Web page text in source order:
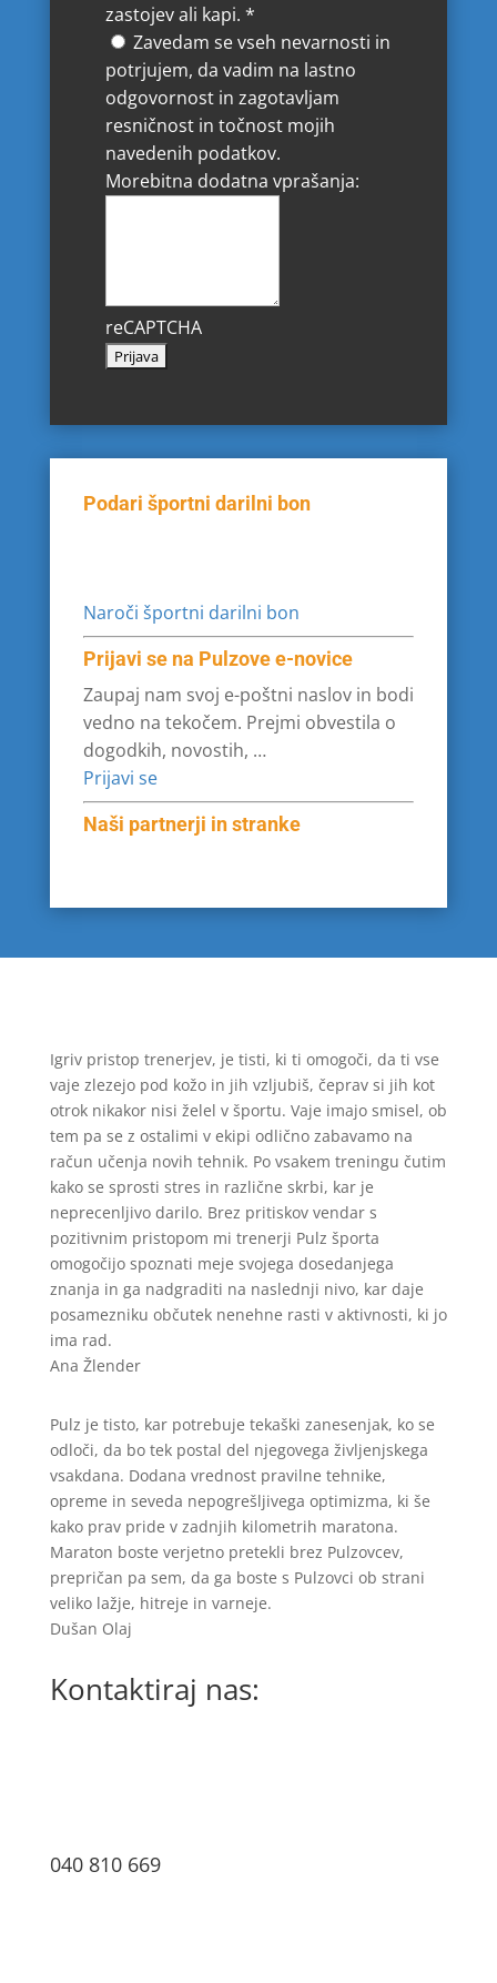
zastojev ali kapi. *
Zavedam se vseh nevarnosti in
potrjujem, da vadim na lastno
odgovornost in zagotavljam
resničnost in točnost mojih
navedenih podatkov.
Morebitna dodatna vprašanja:
reCAPTCHA
Podari športni darilni bon
Naroči športni darilni bon
Prijavi se na Pulzove e-novice
Zaupaj nam svoj e-poštni naslov in bodi
vedno na tekočem. Prejmi obvestila o
dogodkih, novostih, …
Prijavi se
Naši partnerji in stranke
Igriv pristop trenerjev, je tisti, ki ti omogoči, da ti vse
vaje zlezejo pod kožo in jih vzljubiš, čeprav si jih kot
otrok nikakor nisi želel v športu. Vaje imajo smisel, ob
tem pa se z ostalimi v ekipi odlično zabavamo na
račun učenja novih tehnik. Po vsakem treningu čutim
kako se sprosti stres in različne skrbi, kar je
neprecenljivo darilo. Brez pritiskov vendar s
pozitivnim pristopom mi trenerji Pulz športa
omogočijo spoznati meje svojega dosedanjega
znanja in ga nadgraditi na naslednji nivo, kar daje
posamezniku občutek nenehne rasti v aktivnosti, ki jo
ima rad.
Ana Žlender
Pulz je tisto, kar potrebuje tekaški zanesenjak, ko se
odloči, da bo tek postal del njegovega življenjskega
vsakdana. Dodana vrednost pravilne tehnike,
opreme in seveda nepogrešljivega optimizma, ki še
kako prav pride v zadnjih kilometrih maratona.
Maraton boste verjetno pretekli brez Pulzovcev,
prepričan pa sem, da ga boste s Pulzovci ob strani
veliko lažje, hitreje in varneje.
Dušan Olaj
Kontaktiraj nas:
040 810 669